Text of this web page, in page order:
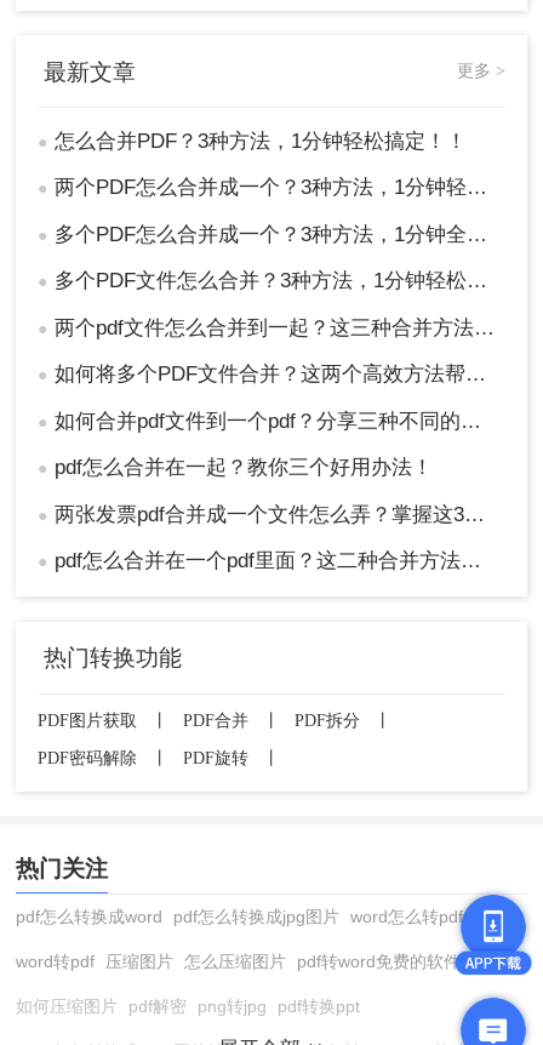
最新文章 更多 >
● 怎么合并PDF？3种方法，1分钟轻松搞定！！
● 两个PDF怎么合并成一个？3种方法，1分钟轻松搞定！
● 多个PDF怎么合并成一个？3种方法，1分钟全搞定！！
● 多个PDF文件怎么合并？3种方法，1分钟轻松搞定！!
● 两个pdf文件怎么合并到一起？这三种合并方法超实用！
● 如何将多个PDF文件合并？这两个高效方法帮你解决！
● 如何合并pdf文件到一个pdf？分享三种不同的方法来帮助您轻松合并！
● pdf怎么合并在一起？教你三个好用办法！
● 两张发票pdf合并成一个文件怎么弄？掌握这3种方法轻松合并！
● pdf怎么合并在一个pdf里面？这二种合并方法了解下！
热门转换功能
PDF图片获取 PDF合并 PDF拆分
PDF密码解除
PDF旋转
热门关注
pdf怎么转换成word pdf怎么转换成jpg图片 word怎么转pdf
word转pdf 压缩图片 怎么压缩图片 pdf转word免费的软件
如何压缩图片 pdf解密 png转jpg pdf转换ppt